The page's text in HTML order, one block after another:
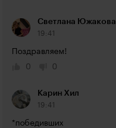
Светлана Южакова
19:41
Поздравляем!
0
0
Карин Хил
19:41
*победивших